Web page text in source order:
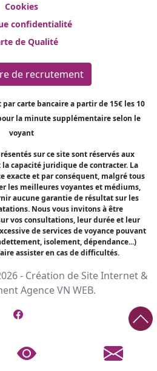
Cookies
confidentialité
de Qualité
de recrutement
carte bancaire a partir de 15€ les 10
la minute supplémentaire selon le
voyant
sur ce site sont réservés aux
capacité juridique de contracter. La
exacte et par conséquent, malgré tous
les meilleures voyantes et médiums,
aucune garantie de résultat sur les
Nous vous invitons à être
vos consultations, leur durée et leur
de services de voyance pouvant
isolement, dépendance...)
assister en cas de difficultés.
- Création de Site Internet &
Agence VN WEB.